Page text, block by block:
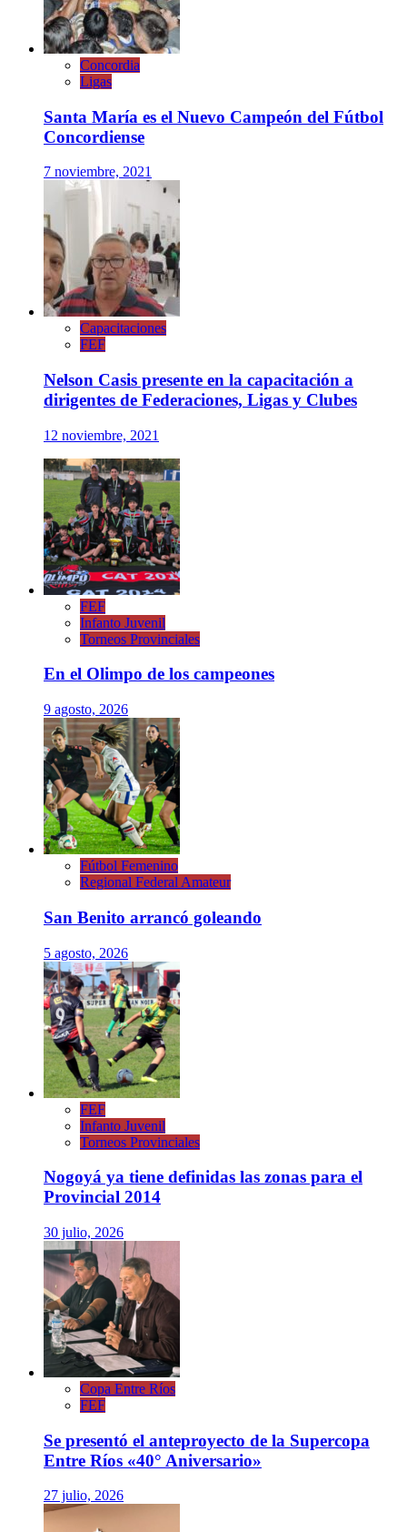
Concordia
Ligas
Santa María es el Nuevo Campeón del Fútbol
Concordiense
7 noviembre, 2021
Capacitaciones
FEF
Nelson Casis presente en la capacitación a
dirigentes de Federaciones, Ligas y Clubes
12 noviembre, 2021
FEF
Infanto Juvenil
Torneos Provinciales
En el Olimpo de los campeones
9 agosto, 2026
Fútbol Femenino
Regional Federal Amateur
San Benito arrancó goleando
5 agosto, 2026
FEF
Infanto Juvenil
Torneos Provinciales
Nogoyá ya tiene definidas las zonas para el
Provincial 2014
30 julio, 2026
Copa Entre Ríos
FEF
Se presentó el anteproyecto de la Supercopa
Entre Ríos «40° Aniversario»
27 julio, 2026